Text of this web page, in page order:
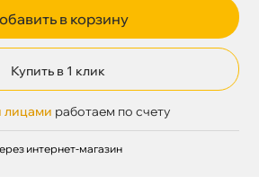
в корзину
Купить в 1 клик
лицами работаем по счету
интернет-магазин